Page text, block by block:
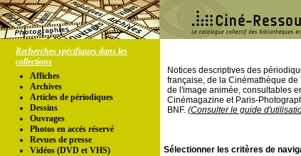
Recherches spécifiques dans les
collections
Affiches
Archives
Articles de périodiques
Dessins
Ouvrages
Photos en accés réservé
Revues de presse
Vidéos (DVD et VHS)
Notices descriptives des
française, de la Cinémathèque
de l'image animée, consultables
Cinémagazine et Paris-
BNF. (Consulter le guide
Sélectionner les critères de